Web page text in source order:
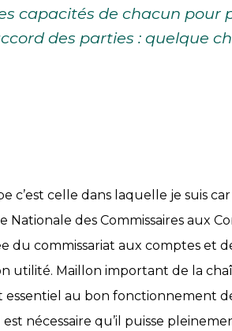
capacités de chacun pour
des parties : quelque
c’est celle dans laquelle je suis car
des Commissaires aux
du commissariat aux comptes et
utilité. Maillon important de la
essentiel au bon fonctionnement
nécessaire qu’il puisse